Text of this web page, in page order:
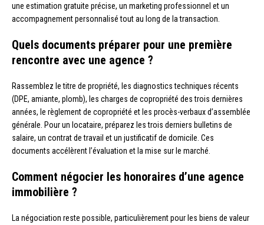
une estimation gratuite précise, un marketing professionnel et un
accompagnement personnalisé tout au long de la transaction.
Quels documents préparer pour une première
rencontre avec une agence ?
Rassemblez le titre de propriété, les diagnostics techniques récents
(DPE, amiante, plomb), les charges de copropriété des trois dernières
années, le règlement de copropriété et les procès-verbaux d’assemblée
générale. Pour un locataire, préparez les trois derniers bulletins de
salaire, un contrat de travail et un justificatif de domicile. Ces
documents accélèrent l’évaluation et la mise sur le marché.
Comment négocier les honoraires d’une agence
immobilière ?
La négociation reste possible, particulièrement pour les biens de valeur